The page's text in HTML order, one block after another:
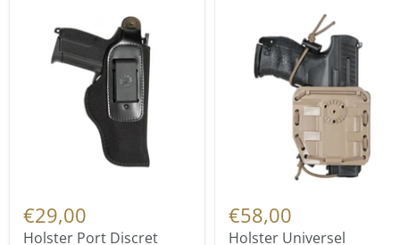
€29,00
Holster Port Discret
€58,00
Holster Universel